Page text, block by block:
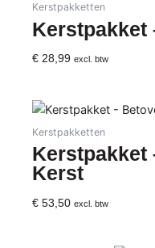
Kerstpakketten
Kerstpakket
€ 28,99 excl. btw
Kerstpakketten
Kerstpakket
Kerst
€ 53,50 excl. btw